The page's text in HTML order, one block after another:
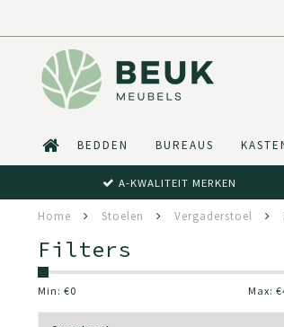
BEDDEN BUREAUS
A-KWALITEIT MERKEN
Home Stoelen Vergaderstoel
Filters
Min: €0 Max: €